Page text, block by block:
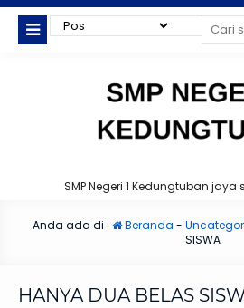
SMP Negeri 1 Kedungtuban jaya
Anda ada di : Beranda -
SISWA
HANYA DUA BELAS